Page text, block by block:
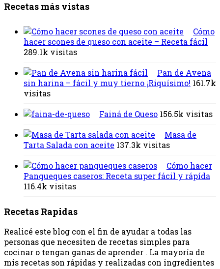
Recetas más vistas
Cómo
hacer scones de queso con aceite – Receta fácil
289.1k visitas
Pan de Avena
sin harina – fácil y muy tierno ¡Riquísimo! 161.7k
visitas
Fainá de Queso 156.5k visitas
Masa de
Tarta Salada con aceite 137.3k visitas
Cómo hacer
Panqueques caseros: Receta super fácil y rápída
116.4k visitas
Recetas Rapidas
Realicé este blog con el fin de ayudar a todas las
personas que necesiten de recetas simples para
cocinar o tengan ganas de aprender . La mayoría de
mis recetas son rápidas y realizadas con ingredientes